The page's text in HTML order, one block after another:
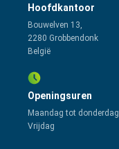
Hoofdkantoor
Bouwelven 13,
2280 Grobbendonk
België
Openingsuren
Maandag tot donderdag
Vrijdag